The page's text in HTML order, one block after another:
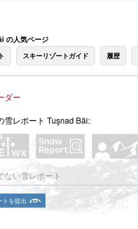
の人気ページ
スキーリゾートガイド 履歴
ダー
雪レポート Tuşnad Băi:
ない雪レポート
トを提出